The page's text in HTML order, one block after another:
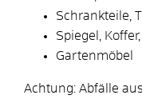
Schrankteile,
Spiegel,
Gartenmöbel
Achtung: Abfälle